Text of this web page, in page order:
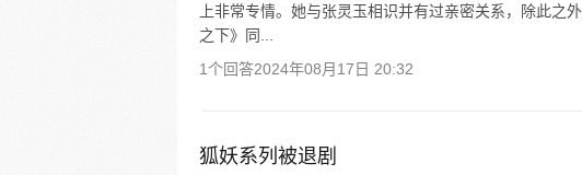
上非常专情。她与张灵玉相识并有过亲密关系，除此之
之下》同...
1个回答2024年08月17日 20:32
狐妖系列被退剧